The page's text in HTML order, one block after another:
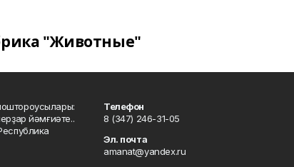
"Животные"
йәмғиәте..
Телефон
8 (347) 246-31-05
Эл. почта
amanat@yandex.ru